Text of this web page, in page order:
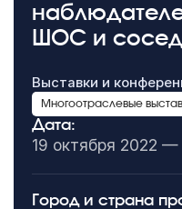
ШОС и
Выставки и
Многоотраслевые
Дата:
19 октября 2022 —
Город и страна